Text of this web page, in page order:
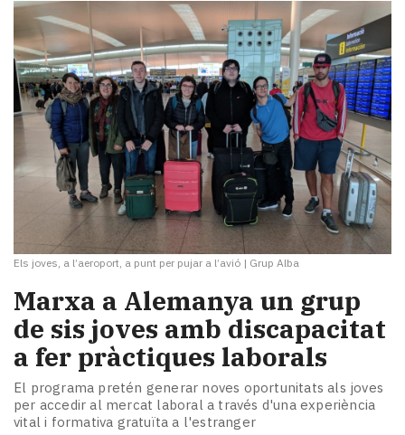
Els joves, a l’aeroport, a punt per pujar a l’avió | Grup Alba
Marxa a Alemanya un grup
de sis joves amb discapacitat
a fer pràctiques laborals
El programa pretén generar noves oportunitats als joves
per accedir al mercat laboral a través d'una experiència
vital i formativa gratuïta a l'estranger